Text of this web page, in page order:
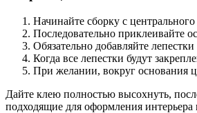
Начинайте сборку с
Последовательно приклеивайте
Обязательно добавляйте
Когда все лепестки будут
При желании, вокруг основания
Дайте клею полностью высохнуть,
подходящие для оформления интерьера